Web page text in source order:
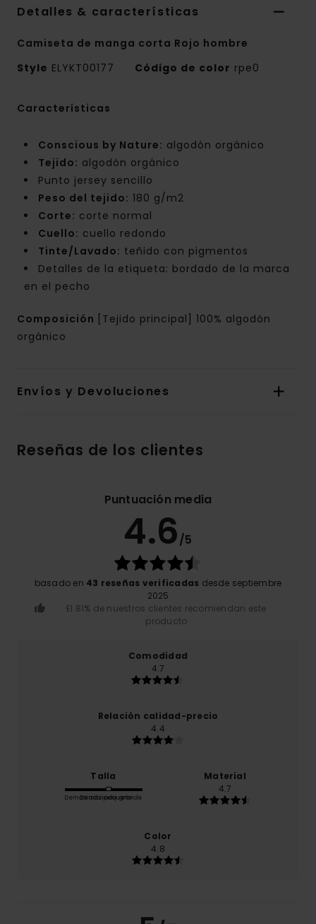
Detalles & características
Camiseta de manga corta Rojo hombre
Style ELYKT00177 Código de color rpe0
Características
Conscious by Nature: algodón orgánico
Tejido: algodón orgánico
Punto jersey sencillo
Peso del tejido: 180 g/m2
Corte: corte normal
Cuello: cuello redondo
Tinte/Lavado: teñido con pigmentos
Detalles de la etiqueta: bordado de la marca
en el pecho
Composición
[Tejido principal] 100% algodón
orgánico
Envíos y Devoluciones
Reseñas de los clientes
Puntuación media
4.6/5
basado en 43 reseñas verificadas desde septiembre
2025
El 81% de nuestros clientes recomiendan este
producto
Comodidad
4.7
Relación calidad-precio
4.4
Talla
Demasiado pequeño
Demasiado grande
Material
4.7
Color
4.8